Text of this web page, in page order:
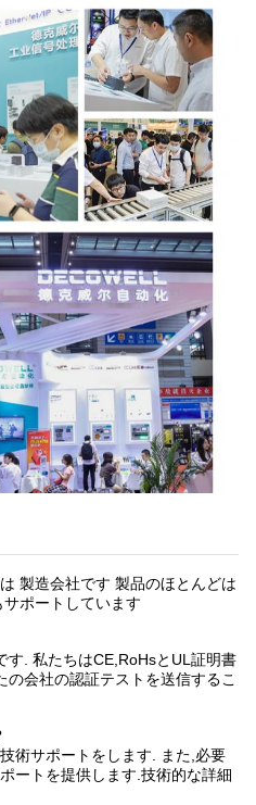
製造会社です 製品のほとんどは
ポートしています
す. 私たちはCE,RoHsとUL証明書
会社の認証テストを送信するこ
術サポートをします. また,必要
ートを提供します.技術的な詳細